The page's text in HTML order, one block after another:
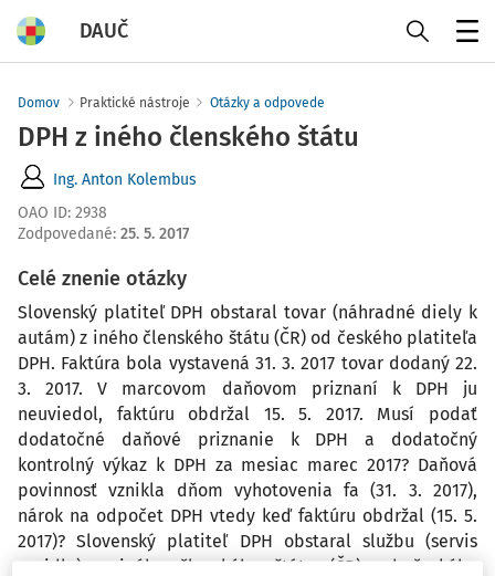
DAUČ
Domov Praktické nástroje Otázky a odpovede
DPH z iného členského štátu
Ing. Anton Kolembus
OAO ID: 2938
Zodpovedané: 25. 5. 2017
Celé znenie otázky
Slovenský platiteľ DPH obstaral tovar (náhradné diely k
autám) z iného členského štátu (ČR) od českého platiteľa
DPH. Faktúra bola vystavená 31. 3. 2017 tovar dodaný 22.
3. 2017. V marcovom daňovom priznaní k DPH ju
neuviedol, faktúru obdržal 15. 5. 2017. Musí podať
dodatočné daňové priznanie k DPH a dodatočný
kontrolný výkaz k DPH za mesiac marec 2017? Daňová
povinnosť vznikla dňom vyhotovenia fa (31. 3. 2017),
nárok na odpočet DPH vtedy keď faktúru obdržal (15. 5.
2017)? Slovenský platiteľ DPH obstaral službu (servis
vozidla) z iného členského štátu (ČR) od českého